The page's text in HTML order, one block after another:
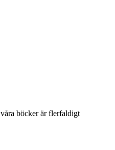
böcker är flerfaldigt